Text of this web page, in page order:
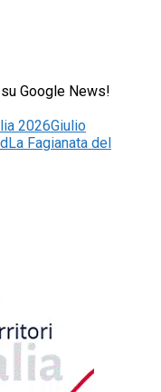
Google News!
2026Giulio
La Fagianata del